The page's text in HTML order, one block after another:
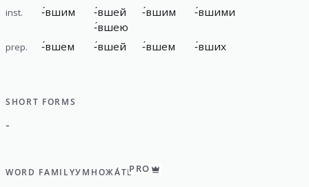
inst. -́вшим -́вшей
-́вшею
-́вшим -́вшими
prep. -́вшем -́вшей -́вшем -́вших
SHORT FORMS
-
WORD FAMILYУМНОЖА́ТЬPRO